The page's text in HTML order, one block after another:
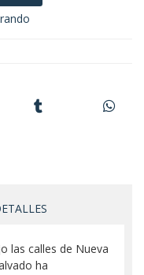
las calles de Nueva
ha